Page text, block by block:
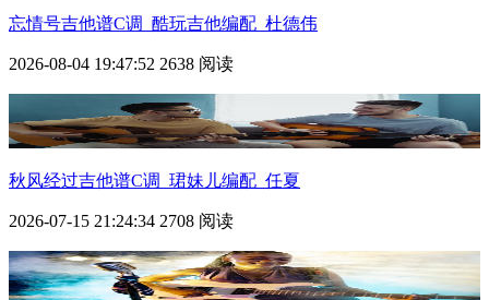
忘情号吉他谱C调_酷玩吉他编配_杜德伟
2026-08-04 19:47:52 2638 阅读
秋风经过吉他谱C调_珺妹儿编配_任夏
2026-07-15 21:24:34 2708 阅读